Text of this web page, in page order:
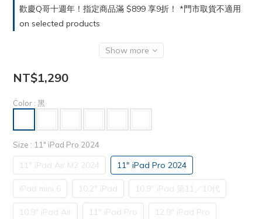
歡慶Q哥十週年！指定商品滿 $899 享9折！ *門市取貨不適用
on selected products
Show more
NT$1,290
Color : 黑
Size : 11" iPad Pro 2024
11" iPad Air M2 2024 11" iPad Pro 2024
iPad mini 6 10.2" iPad 10.9" iPad 第11／10代
10.9" iPad Air 11" iPad Pro 12.9" iPad Pro